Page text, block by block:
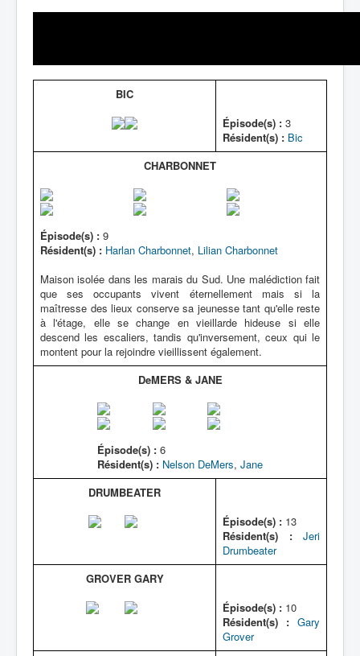
BIC
Épisode(s) : 3
Résident(s) : Bic
CHARBONNET
Épisode(s) : 9
Résident(s) : Harlan Charbonnet, Lilian Charbonnet
Maison isolée dans les marais du Sud. Une malédiction fait
que ses occupants vivent éternellement mais si la
maîtresse des lieux conserve sa jeunesse tant qu'elle reste
à l'étage, elle se change en vieillarde hideuse si elle
descend les escaliers, tandis qu'inversement, ceux qui le
montent pour la rejoindre vieillissent également.
DeMERS & JANE
Épisode(s) : 6
Résident(s) : Nelson DeMers, Jane
DRUMBEATER
Épisode(s) : 13
Résident(s) :
Jeri
Drumbeater
GROVER GARY
Épisode(s) : 10
Résident(s) : Gary
Grover